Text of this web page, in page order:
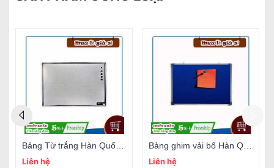
Liên hệ
Liên hệ